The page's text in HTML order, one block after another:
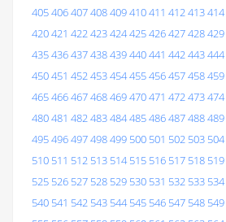
405406407408409410411 412413414
420421 422423424425426427428429
435436437438439440441 442443444
450451 452453454455456457458459
465466467468469470471 472473474
480481 482483484485486487488489
495496497498499 500 501 502 503 504
510 511 512 513 514 515 516 517 518 519
525 526 527 528 529 530 531 532 533 534
540 541 542 543 544 545 546 547 548 549